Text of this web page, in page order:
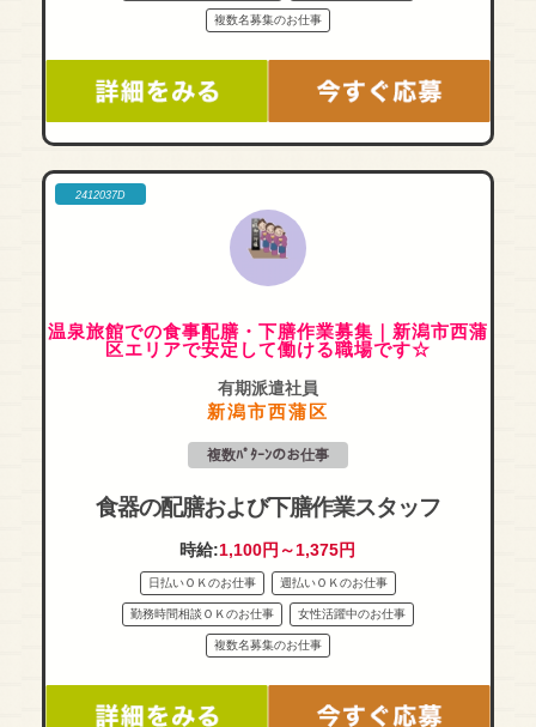
複数名募集のお仕事
2412037D
温泉旅館での食事配膳・下膳作業募集｜新潟市西蒲
区エリアで安定して働ける職場です☆
有期派遣社員
新潟市西蒲区
複数ﾊﾟﾀｰﾝのお仕事
食器の配膳および下膳作業スタッフ
時給:1,100円～1,375円
日払いＯＫのお仕事 週払いＯＫのお仕事
勤務時間相談ＯＫのお仕事 女性活躍中のお仕事
複数名募集のお仕事